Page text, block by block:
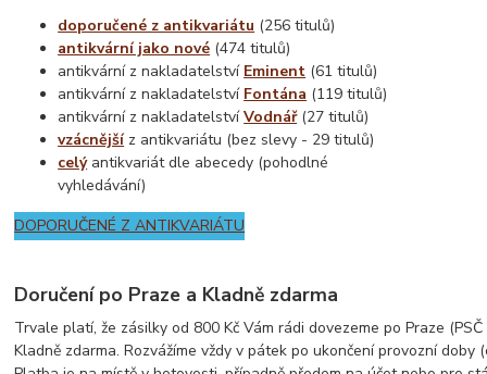
doporučené z antikvariátu (256 titulů)
antikvární jako nové (474 titulů)
antikvární z nakladatelství Eminent (61 titulů)
antikvární z nakladatelství Fontána (119 titulů)
antikvární z nakladatelstvíVodnář(27 titulů)
vzácnějšíz antikvariátu (bez slevy - 29 titulů)
celýantikvariát dle abecedy (pohodlné
vyhledávání)
DOPORUČENÉ Z ANTIKVARIÁTU
Doručení po Praze a Kladně zdarma
Trvale platí, že zásilky od 800 Kč Vám rádi dovezeme po Praze
Kladně zdarma. Rozvážíme vždy v pátek po ukončení provozní doby